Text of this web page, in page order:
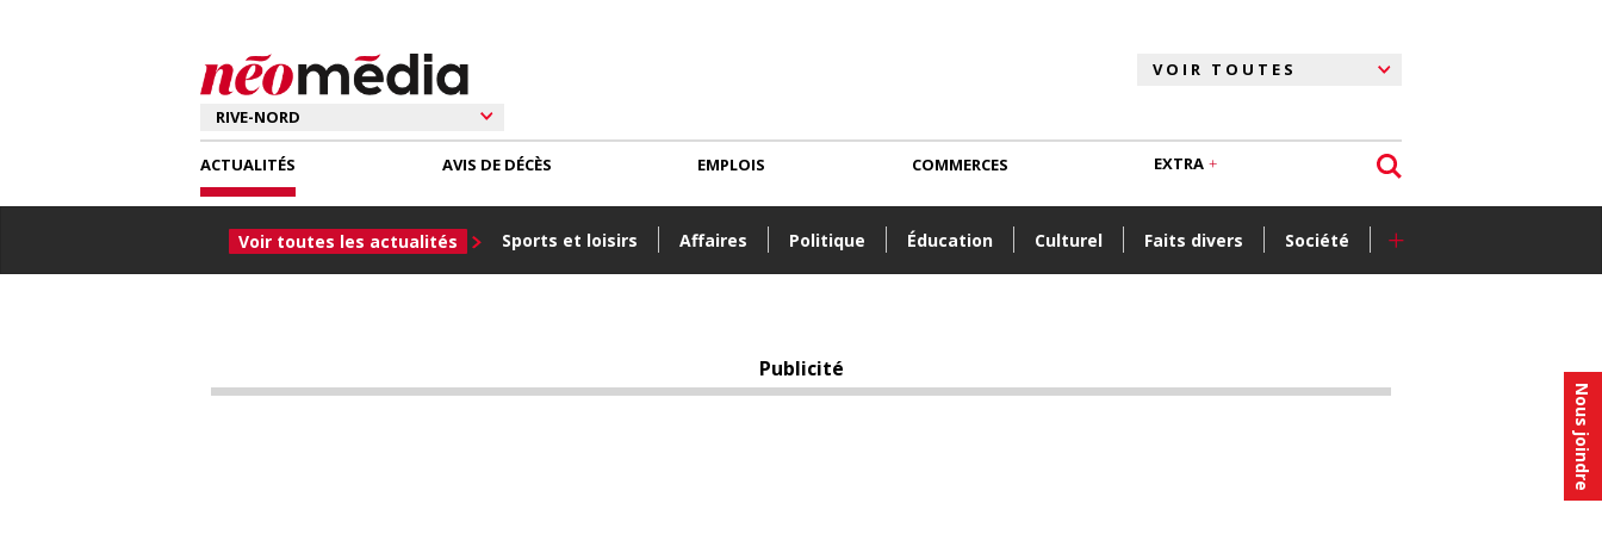
Nous joindre
ACTUALITÉS
Voir toutes les actualités Sports et loisirs Affaires Politique Éducation Culturel Faits divers Société +
AVIS DE DÉCÈS EMPLOIS COMMERCES EXTRA
Publicité